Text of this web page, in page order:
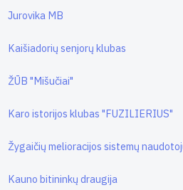
Jurovika MB
Kaišiadorių senjorų klubas
ŽŪB "Mišučiai"
Karo istorijos klubas "FUZILIERIUS"
Žygaičių melioracijos sistemų
Kauno bitininkų draugija